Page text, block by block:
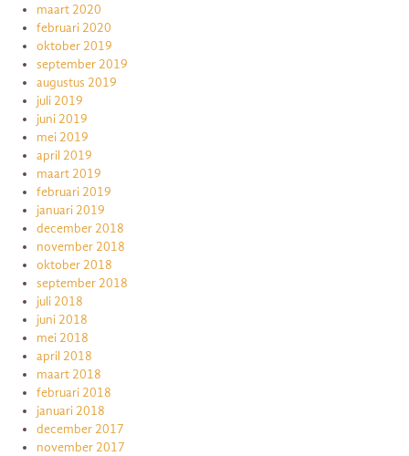
maart 2020
februari 2020
oktober 2019
september 2019
augustus 2019
juli 2019
juni 2019
mei 2019
april 2019
maart 2019
februari 2019
januari 2019
december 2018
november 2018
oktober 2018
september 2018
juli 2018
juni 2018
mei 2018
april 2018
maart 2018
februari 2018
januari 2018
december 2017
november 2017